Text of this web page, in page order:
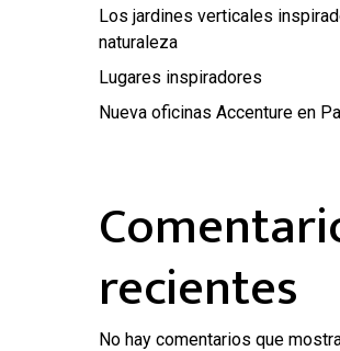
Los jardines verticales
naturaleza
Lugares inspiradores
Nueva oficinas Accenture en
recientes
No hay comentarios que